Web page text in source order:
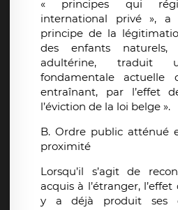
« principes qui
international privé »,
principe de la
des enfants naturels,
adultérine, traduit
fondamentale actuelle
entraînant, par l’effet
l’éviction de la loi belge ».
B. Ordre public atténué
proximité
Lorsqu’il s’agit de
acquis à l’étranger,
y a déjà produit ses